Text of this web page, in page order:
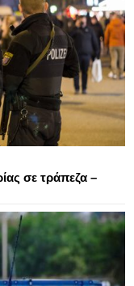
σε τράπεζα –